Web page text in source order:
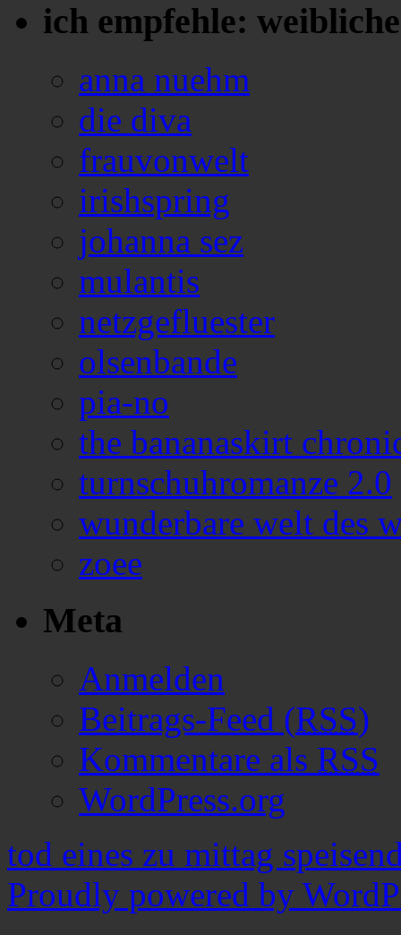
ich empfehle:
anna nuehm
die diva
frauvonwelt
irishspring
johanna sez
mulantis
netzgefluester
olsenbande
pia-no
the bananaskirt
turnschuhromanze 2.0
wunderbare welt des
zoee
Meta
Anmelden
Beitrags-Feed (RSS)
Kommentare als RSS
WordPress.org
tod eines zu mittag
Proudly powered by